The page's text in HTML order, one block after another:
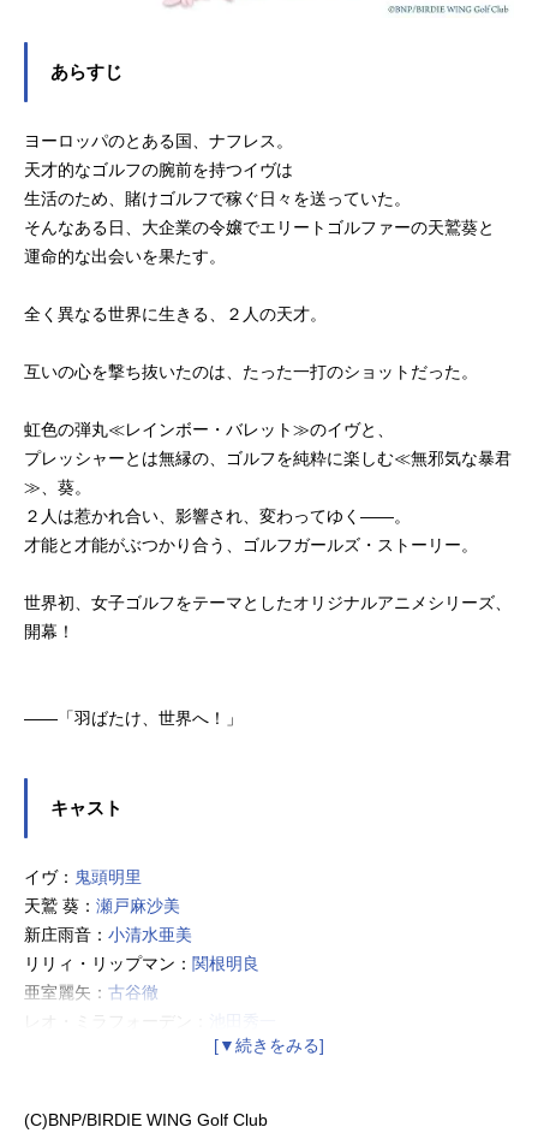
あらすじ
ヨーロッパのとある国、ナフレス。
天才的なゴルフの腕前を持つイヴは
生活のため、賭けゴルフで稼ぐ日々を送っていた。
そんなある日、大企業の令嬢でエリートゴルファーの天鷲葵と
運命的な出会いを果たす。
全く異なる世界に生きる、２人の天才。
互いの心を撃ち抜いたのは、たった一打のショットだった。
虹色の弾丸≪レインボー・バレット≫のイヴと、
プレッシャーとは無縁の、ゴルフを純粋に楽しむ≪無邪気な暴君
≫、葵。
２人は惹かれ合い、影響され、変わってゆく――。
才能と才能がぶつかり合う、ゴルフガールズ・ストーリー。
世界初、女子ゴルフをテーマとしたオリジナルアニメシリーズ、
開幕！
――「羽ばたけ、世界へ！」
キャスト
イヴ： 鬼頭明里
天鷲 葵： 瀬戸麻沙美
新庄雨音： 小清水亜美
リリィ・リップマン： 関根明良
亜室麗矢： 古谷徹
レオ・ミラフォーデン：
行成とあ
(C)BNP/BIRDIE WING Golf Club